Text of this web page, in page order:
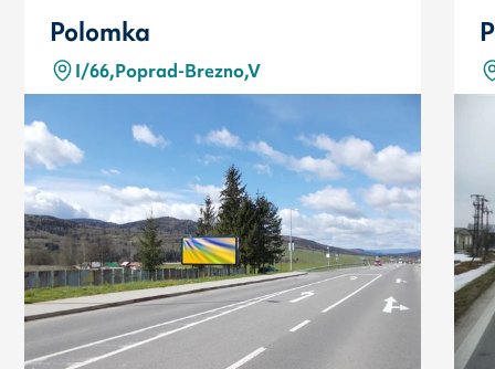
Polomka
I/66,Poprad-Brezno,V